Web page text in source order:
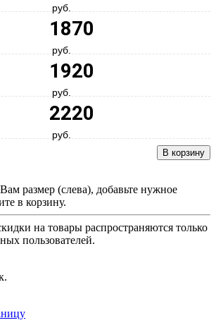
руб.
1870
руб.
1920
руб.
2220
руб.
размер (слева), добавьте нужное
в корзину.
на товары распространяются только
пользователей.